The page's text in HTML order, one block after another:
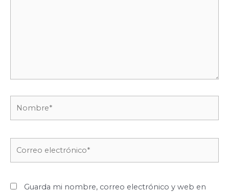
Guarda mi nombre, correo electrónico y web en